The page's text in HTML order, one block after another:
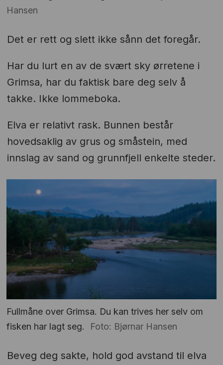
Hansen
Det er rett og slett ikke sånn det foregår.
Har du lurt en av de svært sky ørretene i
Grimsa, har du faktisk bare deg selv å
takke. Ikke lommeboka.
Elva er relativt rask. Bunnen består
hovedsaklig av grus og småstein, med
innslag av sand og grunnfjell enkelte steder.
Fullmåne over Grimsa. Du kan trives her selv om
fisken har lagt seg.
Foto: Bjørnar Hansen
Beveg deg sakte, hold god avstand til elva